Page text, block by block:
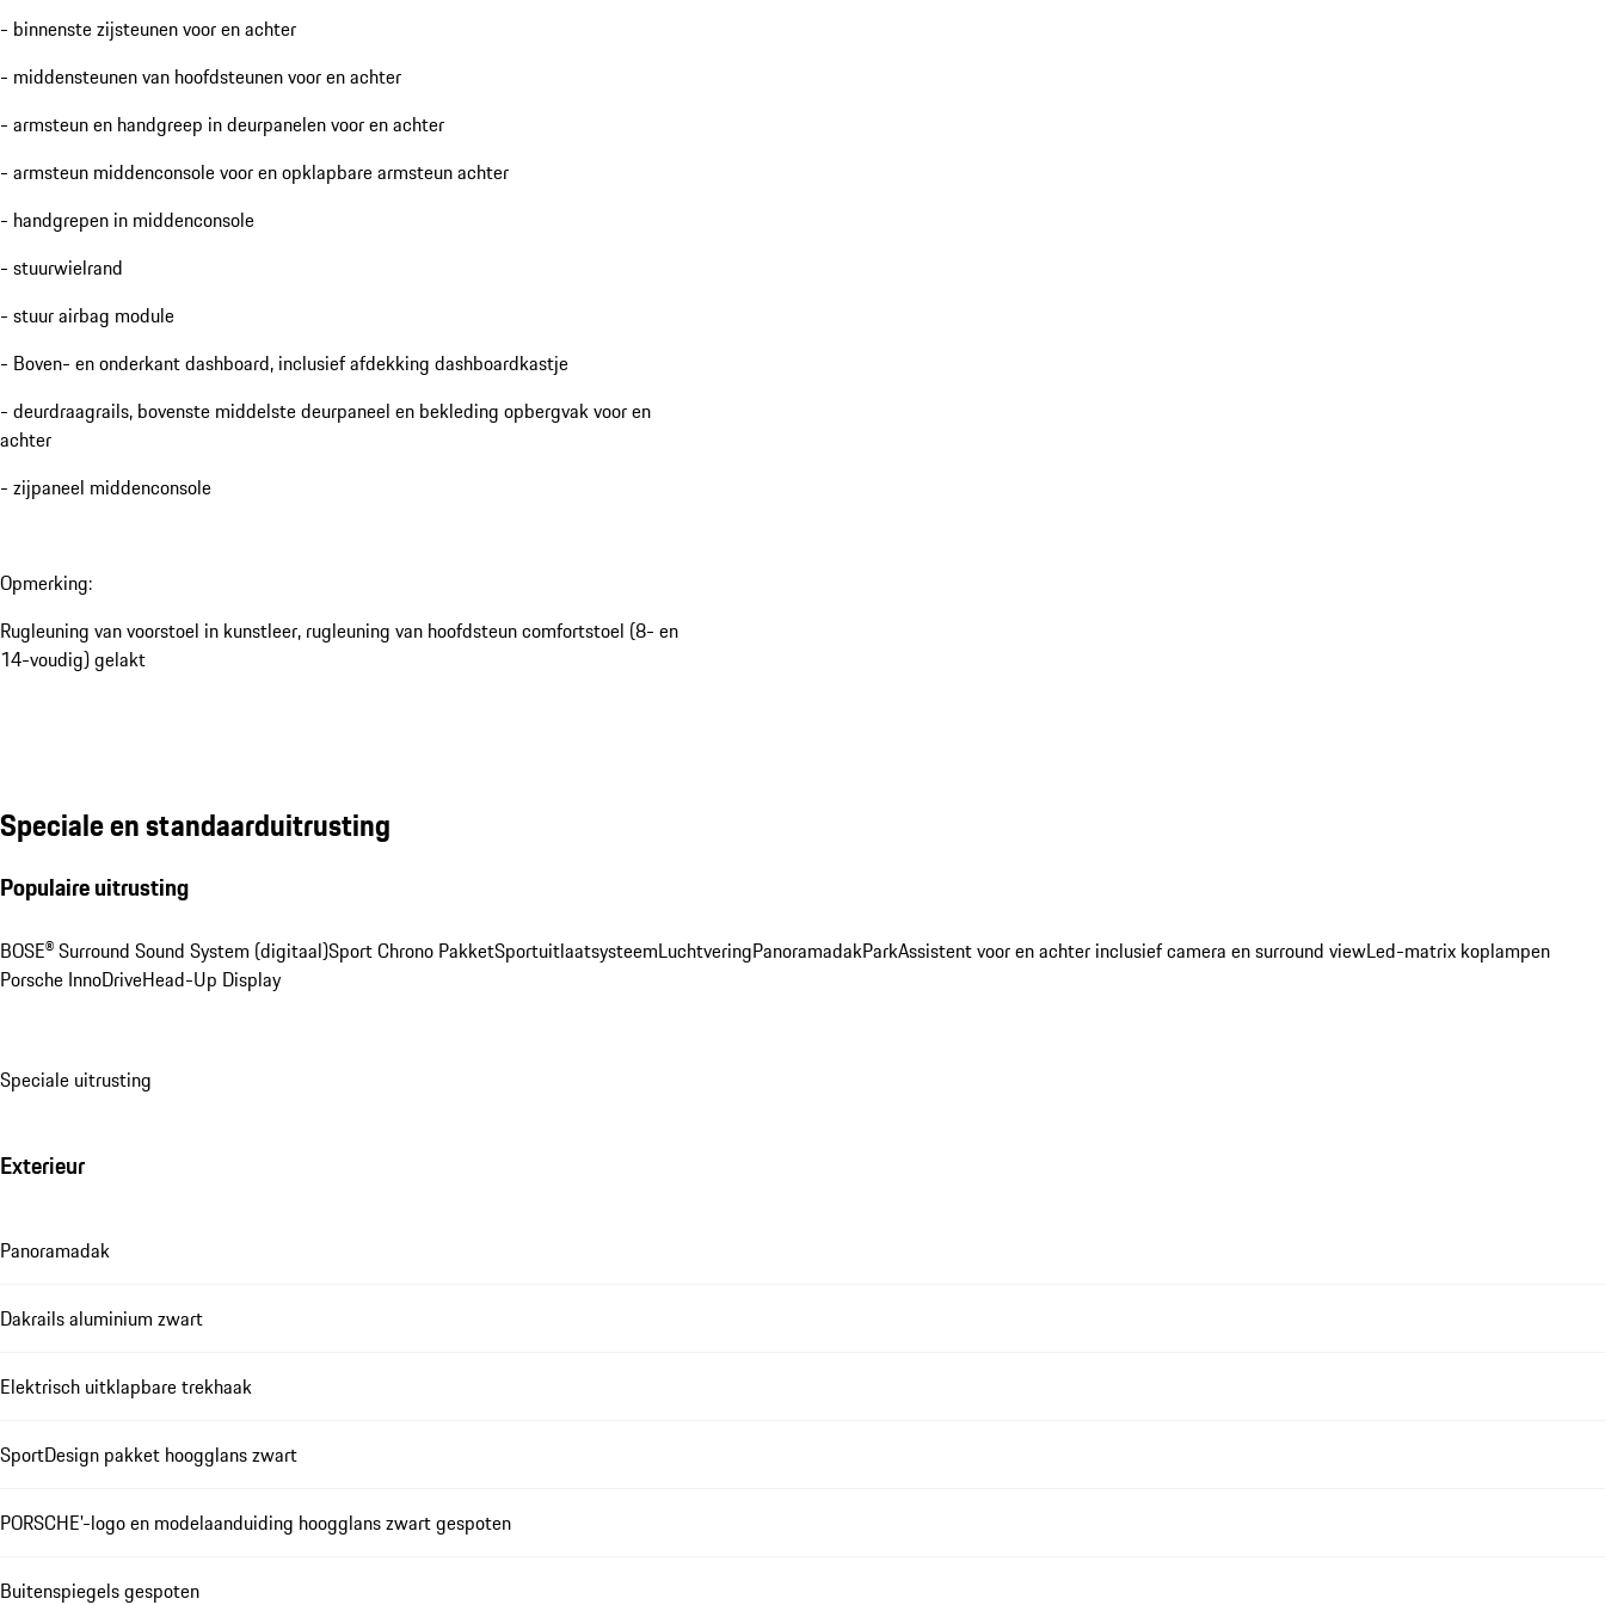
- binnenste zijsteunen voor en achter
- middensteunen van hoofdsteunen voor en achter
- armsteun en handgreep in deurpanelen voor en achter
- armsteun middenconsole voor en opklapbare armsteun achter
- handgrepen in middenconsole
- stuurwielrand
- stuur airbag module
- Boven- en onderkant dashboard, inclusief afdekking dashboardkastje
- deurdraagrails, bovenste middelste deurpaneel en bekleding opbergvak voor en
achter
- zijpaneel middenconsole
Opmerking:
Rugleuning van voorstoel in kunstleer, rugleuning van hoofdsteun comfortstoel (8- en
14-voudig) gelakt
Speciale en standaarduitrusting
Populaire uitrusting
BOSE® Surround Sound System (digitaal)Sport Chrono PakketSportuitlaatsysteemLuchtveringPanoramadakParkAssistent voor en achter inclusief camera en surround viewLed-matrix koplampen
Porsche InnoDriveHead-Up Display
Speciale uitrusting
Exterieur
Panoramadak
Dakrails aluminium zwart
Elektrisch uitklapbare trekhaak
SportDesign pakket hoogglans zwart
PORSCHE'-logo en modelaanduiding hoogglans zwart gespoten
Buitenspiegels gespoten